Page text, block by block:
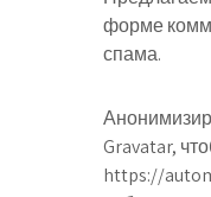
форме
спама.
Gravatar,
https://